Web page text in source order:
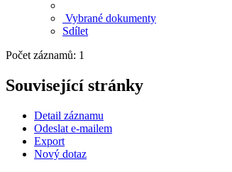
Vybrané dokumenty
Sdílet
Počet záznamů: 1
Související stránky
Detail záznamu
Odeslat e-mailem
Export
Nový dotaz